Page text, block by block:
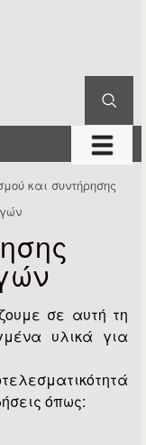
μενού
και συντήρησης
σε αυτή τη
υλικά για
όπως: